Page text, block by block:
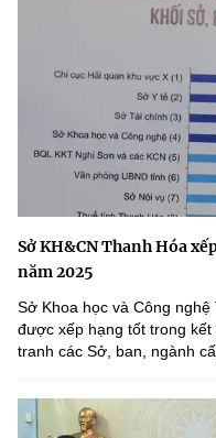
Sở KH&CN Thanh Hóa
năm 2025
Sở Khoa học và Công
được xếp hạng tốt trong
tranh các Sở, ban, ngành